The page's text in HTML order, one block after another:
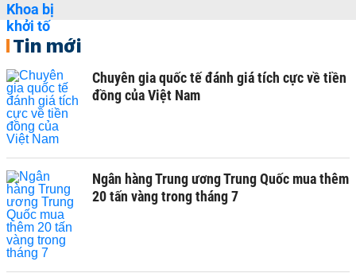
Tin mới
Chuyên gia quốc tế đánh giá tích cực về tiền
đồng của Việt Nam
Ngân hàng Trung ương Trung Quốc mua thêm
20 tấn vàng trong tháng 7